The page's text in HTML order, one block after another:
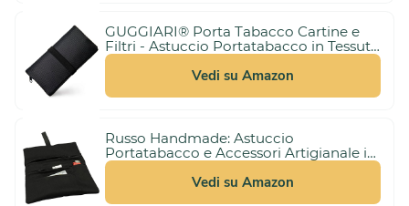
10,99 €
3,00 €
(21%)
10,99 €
GUGGIARI® Porta Tabacco Cartine e
Filtri - Astuccio Portatabacco in Tessuto
Realizzato a Mano - Porta Tabacco
Donna/Uomo (Pindot - Black)
Vedi su Amazon
Russo Handmade: Astuccio
Portatabacco e Accessori Artigianale in
Tessuto. Uomo/Donna con Doppia
Cerniera per Tabacco e Filtri, 4
Scomparti (Nero)
Vedi su Amazon